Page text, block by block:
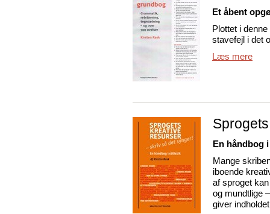
Et åbent
Plottet i
stavefejl i det
Læs mere
En håndbog
Mange
iboende
af sproget
og mundtlige
giver